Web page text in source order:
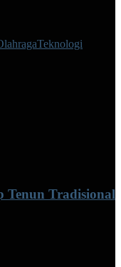
Teknologi
Tradisional